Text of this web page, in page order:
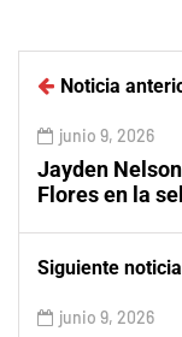
Noticia
junio 9, 2026
Jayden
Flores en la
Siguiente noticia
junio 9, 2026